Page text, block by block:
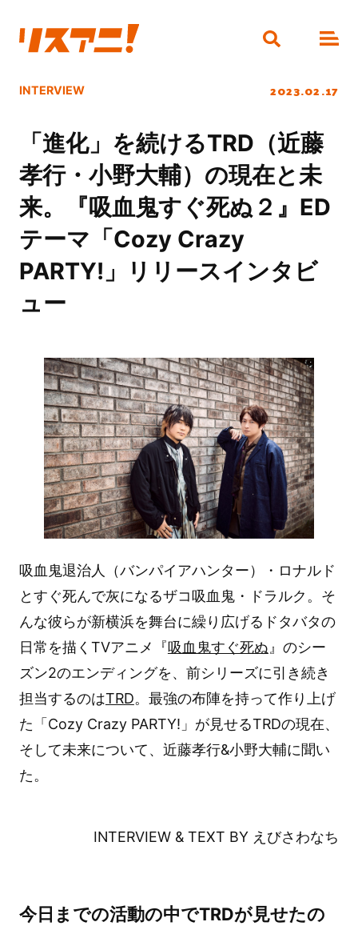
INTERVIEW 2023.02.17
「進化」を続けるTRD（近藤
孝行・小野大輔）の現在と未
来。『吸血鬼すぐ死ぬ２』ED
テーマ「Cozy Crazy
PARTY!」リリースインタビ
ュー
吸血鬼退治人（バンパイアハンター）・ロナルド
とすぐ死んで灰になるザコ吸血鬼・ドラルク。そ
んな彼らが新横浜を舞台に繰り広げるドタバタの
日常を描くTVアニメ『吸血鬼すぐ死ぬ 』のシー
ズン2のエンディングを、前シリーズに引き続き
担当するのはTRD。最強の布陣を持って作り上げ
た「Cozy Crazy PARTY!」が見せるTRDの現在、
そして未来について、近藤孝行&小野大輔に聞い
た。
INTERVIEW & TEXT BY えびさわなち
今日までの活動の中でTRDが見せたの